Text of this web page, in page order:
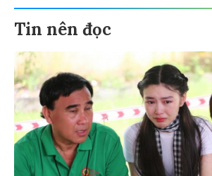
Tin nên đọc